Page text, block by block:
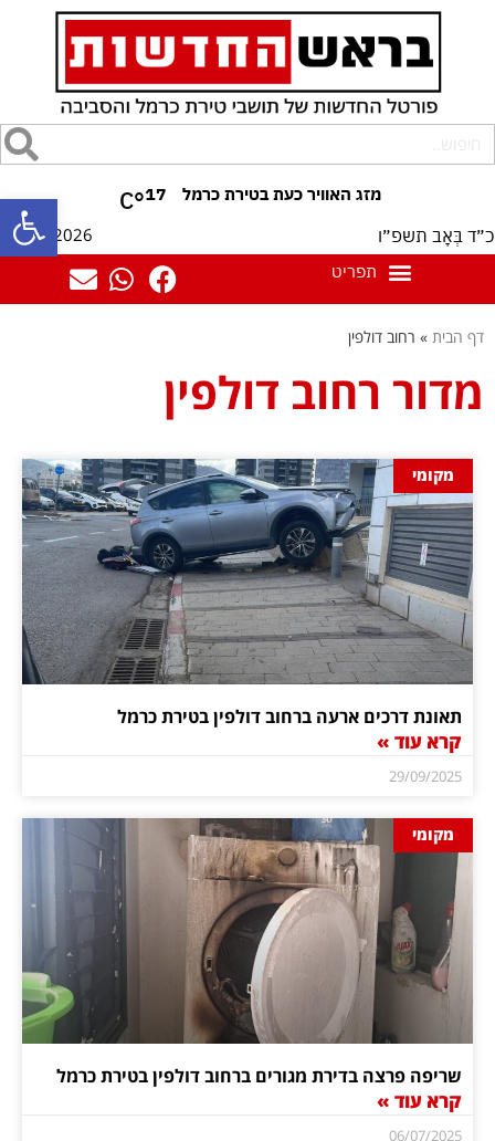
פתח 17
°C
כ״ד בְּאָב תשפ״ו 07/08/2026
דף הבית » רחוב דולפין
מדור רחוב דולפין
מקומי
תאונת דרכים ארעה ברחוב דולפין בטירת כרמל
קרא עוד »
29/09/2025
מקומי
שריפה פרצה בדירת מגורים ברחוב דולפין בטירת כרמל
קרא עוד »
06/07/2025